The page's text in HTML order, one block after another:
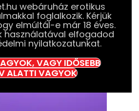
webáruház erotikus
foglalkozik. Kérjük
elmúltál-e már 18 éves.
használatával elfogadod
nyilatkozatunkat.
VAGY IDŐSEBB
ALATTI VAGYOK